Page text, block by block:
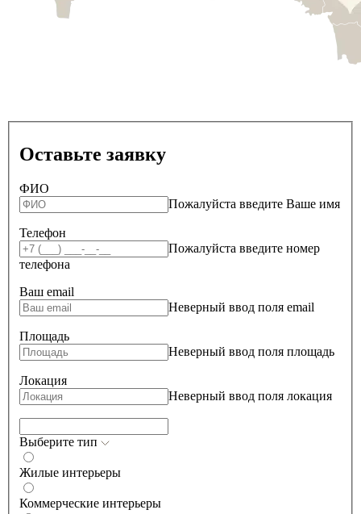
Оставьте заявку
ФИО
Пожалуйста введите Ваше имя
Телефон
Пожалуйста введите номер
телефона
Ваш email
Неверный ввод поля email
Площадь
Неверный ввод поля площадь
Локация
Неверный ввод поля локация
Выберите тип
Жилые интерьеры
Коммерческие интерьеры